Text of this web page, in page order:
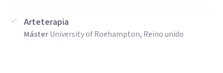
Arteterapia
MásterUniversity of Roehampton, Reino unido